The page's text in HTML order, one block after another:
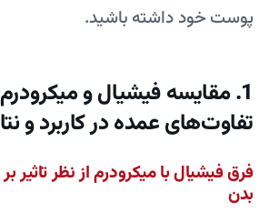
پوست خود داشته باشید.
1. مقایسه فیشیال و
تفاوت‌های عمده در کاربرد و
فرق فیشیال با میکرودرم از نظر
بدن